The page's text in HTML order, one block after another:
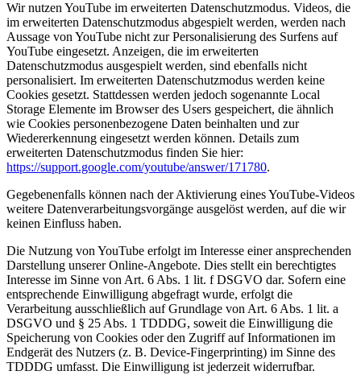
Wir nutzen YouTube im erweiterten Datenschutzmodus. Videos, die
im erweiterten Datenschutzmodus abgespielt werden, werden nach
Aussage von YouTube nicht zur Personalisierung des Surfens auf
YouTube eingesetzt. Anzeigen, die im erweiterten
Datenschutzmodus ausgespielt werden, sind ebenfalls nicht
personalisiert. Im erweiterten Datenschutzmodus werden keine
Cookies gesetzt. Stattdessen werden jedoch sogenannte Local
Storage Elemente im Browser des Users gespeichert, die ähnlich
wie Cookies personenbezogene Daten beinhalten und zur
Wiedererkennung eingesetzt werden können. Details zum
erweiterten Datenschutzmodus finden Sie hier:
https://support.google.com/youtube/answer/171780.
Gegebenenfalls können nach der Aktivierung eines YouTube-Videos
weitere Datenverarbeitungsvorgänge ausgelöst werden, auf die wir
keinen Einfluss haben.
Die Nutzung von YouTube erfolgt im Interesse einer ansprechenden
Darstellung unserer Online-Angebote. Dies stellt ein berechtigtes
Interesse im Sinne von Art. 6 Abs. 1 lit. f DSGVO dar. Sofern eine
entsprechende Einwilligung abgefragt wurde, erfolgt die
Verarbeitung ausschließlich auf Grundlage von Art. 6 Abs. 1 lit. a
DSGVO und § 25 Abs. 1 TDDDG, soweit die Einwilligung die
Speicherung von Cookies oder den Zugriff auf Informationen im
Endgerät des Nutzers (z. B. Device-Fingerprinting) im Sinne des
TDDDG umfasst. Die Einwilligung ist jederzeit widerrufbar.